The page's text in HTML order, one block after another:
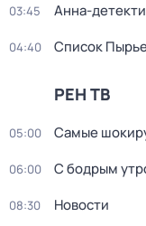
03:45 Анна-
04:40 Список
РЕН ТВ
05:00 Самые
06:00 С бодрым
08:30 Новости